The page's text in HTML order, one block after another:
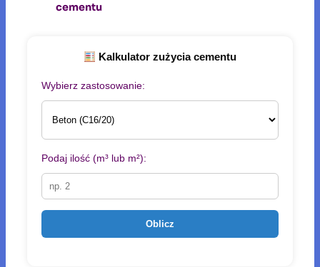
cementu
Kalkulator zużycia cementu
Wybierz zastosowanie:
Podaj ilość (m³ lub m²):
Oblicz